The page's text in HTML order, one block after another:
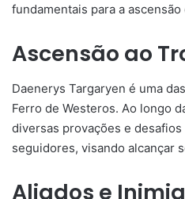
fundamentais para a
Ascensão ao
Daenerys Targaryen é uma
Ferro de Westeros. Ao longo
diversas provações e
seguidores, visando alcançar
Aliados e